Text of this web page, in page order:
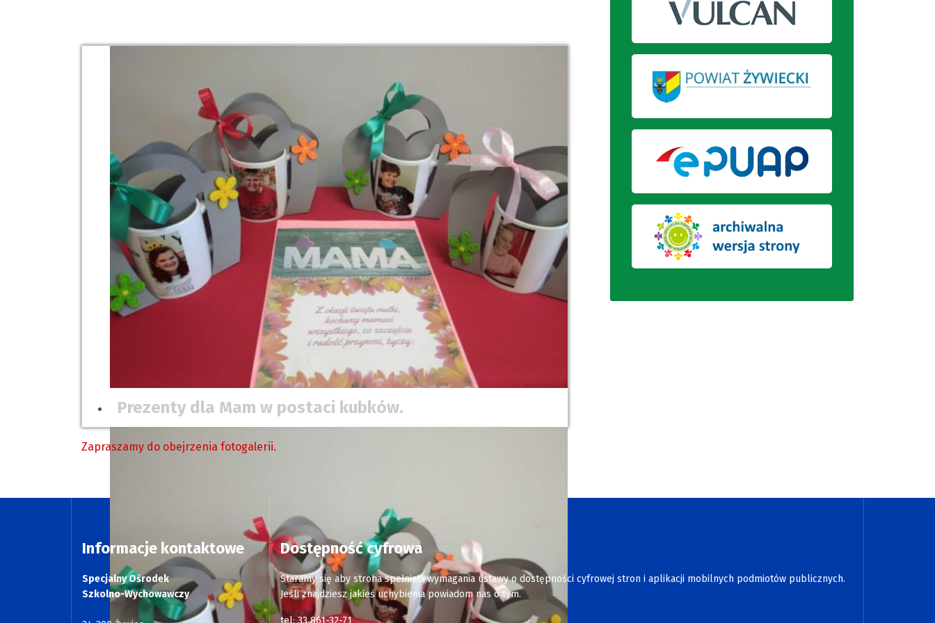
Prezenty dla Mam w postaci kubków.
Zapraszamy do obejrzenia fotogalerii.
Informacje kontaktowe
Specjalny Ośrodek
Szkolno-Wychowawczy
Dostępność cyfrowa
Staramy się aby strona spełniała wymagania ustawy o dostępności cyfrowej stron i aplikacji mobilnych podmiotów publicznych.
Jeśli znajdziesz jakieś uchybienia powiadom nas o tym.
tel: 33 861-32-71